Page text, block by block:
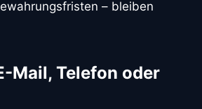
– bleiben
Mail, Telefon oder